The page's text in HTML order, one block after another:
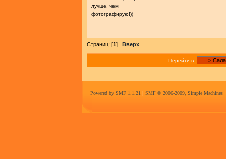
лучше, чем
фотографирую!))
Страниц: [1] Вверх
Перейти в:
Powered by SMF 1.1.21 | SMF © 2006-2009, Simple Machines